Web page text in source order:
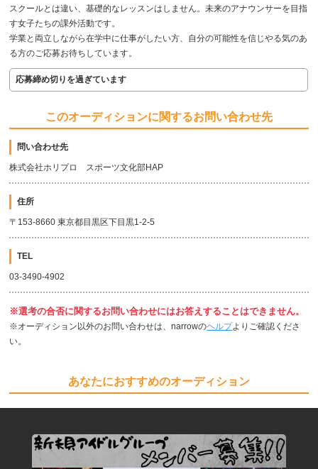
スクールとは違い、基礎的なレッスンはしません。未来のアナウンサーを目指
す女子たちの課外活動です。
学業と両立しながら在学中に仕事がしたい方、自分の可能性を信じやる気のあ
る方のご応募お待ちしています。
応募締め切りを過ぎています
このオーディションに関するお問い合わせ先
問い合わせ先
株式会社ホリプロ スポーツ文化部HAP
住所
〒153-8660 東京都目黒区下目黒1-2-5
TEL
03-3490-4902
※選考の合否に関するお問い合わせにはお答えすることはできません。
※オーディション以外のお問い合わせは、narrowのヘルプよりご確認くださ
い。
あなたにおすすめのオーディション